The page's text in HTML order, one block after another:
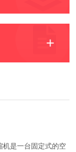
机是一台固定式的空